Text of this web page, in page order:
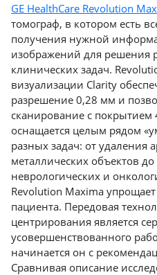
GE HealthCare Revolution
томограф, в котором есть
получения нужной
изображений для решения
клинических задач.
визуализации Clarity
разрешение 0,28 мм и
сканирование с
оснащается целым рядом
разных задач: от удаления
металлических объектов
неврологических и
Revolution Maxima
пациента. Передовая
центрирования является
усовершенствованного
начинается он с
Сравнивая описание